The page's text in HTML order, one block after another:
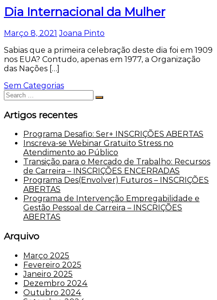
Dia Internacional da Mulher
Março 8, 2021 Joana Pinto
Sabias que a primeira celebração deste dia foi em 1909
nos EUA? Contudo, apenas em 1977, a Organização
das Nações […]
Sem Categorias
Search
for:
Search
Artigos recentes
Programa Desafio: Ser+ INSCRIÇÕES ABERTAS
Inscreva-se Webinar Gratuito Stress no
Atendimento ao Público
Transição para o Mercado de Trabalho: Recursos
de Carreira – INSCRIÇÕES ENCERRADAS
Programa Des(Envolver) Futuros – INSCRIÇÕES
ABERTAS
Programa de Intervenção Empregabilidade e
Gestão Pessoal de Carreira – INSCRIÇÕES
ABERTAS
Arquivo
Março 2025
Fevereiro 2025
Janeiro 2025
Dezembro 2024
Outubro 2024